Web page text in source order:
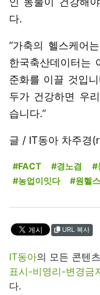
다.
“가축의 헬스케어
한국축산데이터는
준화를 이끌 것입
두가 건강하면 우
습니다.”
글 / IT동아 차주경
#FACT #경노겸 #
#농업이잇다
#원헬스
URL 복사
IT동아의 모든 콘텐
표시-비영리-변경금
다.